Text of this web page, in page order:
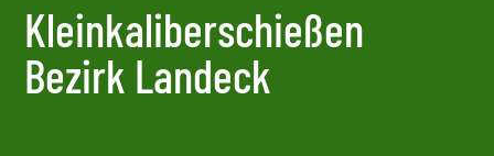
Kleinkaliberschießen
Bezirk Landeck